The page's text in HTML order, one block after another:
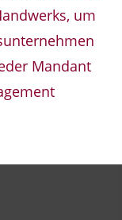
um
Mandant